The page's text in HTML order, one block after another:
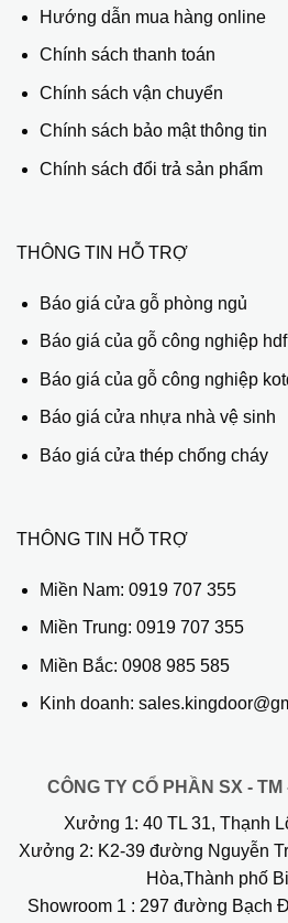
Hướng dẫn mua hàng online
Chính sách thanh toán
Chính sách vận chuyển
Chính sách bảo mật thông tin
Chính sách đổi trả sản phẩm
THÔNG TIN HỖ TRỢ
Báo giá cửa gỗ phòng ngủ
Báo giá của gỗ công nghiệp hdf
Báo giá của gỗ công nghiệp
Báo giá cửa nhựa nhà vệ sinh
Báo giá cửa thép chống cháy
THÔNG TIN HỖ TRỢ
Miền Nam: 0919 707 355
Miền Trung: 0919 707 355
Miền Bắc: 0908 985 585
Kinh doanh:
CÔNG TY CỔ PHẦN SX -
Xưởng 1: 40 TL 31, Thạnh
Xưởng 2: K2-39 đường Nguyễn
Hòa,Thành phố
Showroom 1 : 297 đường Bạch